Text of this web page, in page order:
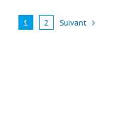
1 2 Suivant